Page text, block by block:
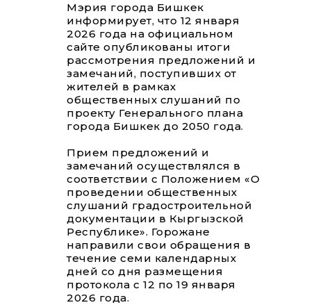
Мэрия города Бишкек
информирует, что 12 января
2026 года на официальном
сайте опубликованы итоги
рассмотрения предложений и
замечаний, поступивших от
жителей в рамках
общественных слушаний по
проекту Генерального плана
города Бишкек до 2050 года.
Прием предложений и
замечаний осуществлялся в
соответствии с Положением «О
проведении общественных
слушаний градостроительной
документации в Кыргызской
Республике». Горожане
направили свои обращения в
течение семи календарных
дней со дня размещения
протокола с 12 по 19 января
2026 года.